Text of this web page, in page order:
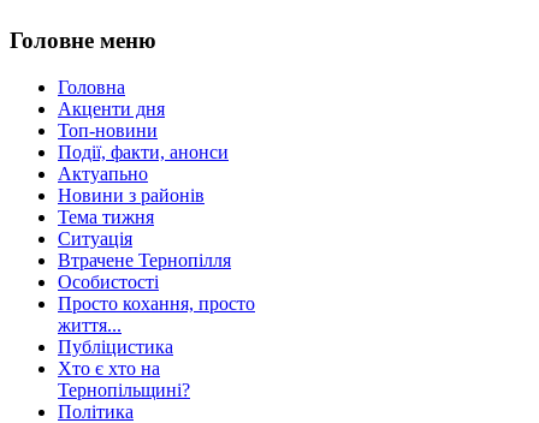
Головне меню
Головна
Акценти дня
Топ-новини
Події, факти, анонси
Актуапьно
Новини з районів
Тема тижня
Ситуація
Втрачене Тернопілля
Особистості
Просто кохання, просто
життя...
Публіцистика
Хто є хто на
Тернопільщині?
Політика